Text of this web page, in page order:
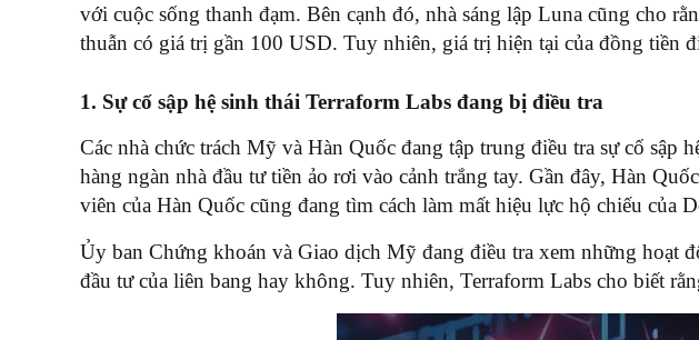
với cuộc sống thanh đạm. Bên cạnh đó, nhà sáng lập Luna cũng cho
thuẫn có giá trị gần 100 USD. Tuy nhiên, giá trị hiện tại của đồng tiền
1. Sự cố sập hệ sinh thái Terraform Labs đang bị điều tra
Các nhà chức trách Mỹ và Hàn Quốc đang tập trung điều tra sự cố
hàng ngàn nhà đầu tư tiền ảo rơi vào cảnh trắng tay. Gần đây, Hàn
viên của Hàn Quốc cũng đang tìm cách làm mất hiệu lực hộ chiếu của
Ủy ban Chứng khoán và Giao dịch Mỹ đang điều tra xem những hoạt
đầu tư của liên bang hay không. Tuy nhiên, Terraform Labs cho biết